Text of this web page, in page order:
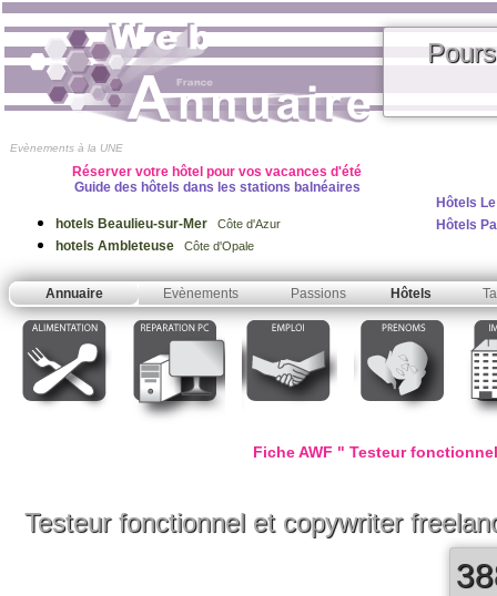
Evènements à la UNE
Réserver votre hôtel pour vos vacances d'été
Guide des hôtels dans les stations balnéaires
hotels Beaulieu-sur-Mer Côte d'Azur
hotels Ambleteuse Côte d'Opale
Hôtels
Hôtels
Annuaire Evènements Passions Hôtels
Fiche AWF " Testeur
Testeur fonctionnel et copywriter